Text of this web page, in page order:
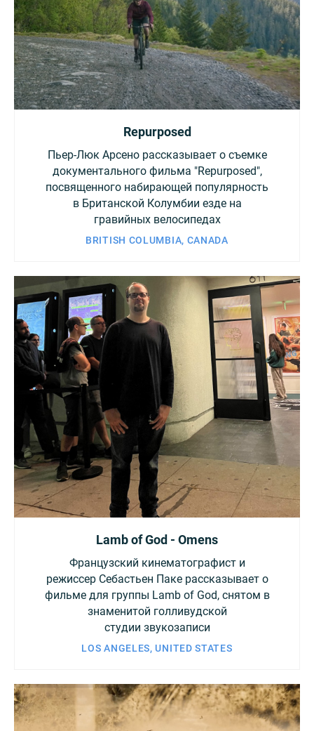
Repurposed
Пьер-Люк Арсено рассказывает о съемке
документального фильма "Repurposed",
посвященного набирающей популярность
в Британской Колумбии езде на
гравийных велосипедах
BRITISH COLUMBIA, CANADA
Lamb of God - Omens
Французский кинематографист и
режиссер Себастьен Паке рассказывает о
фильме для группы Lamb of God, снятом в
знаменитой голливудской
студии звукозаписи
LOS ANGELES, UNITED STATES